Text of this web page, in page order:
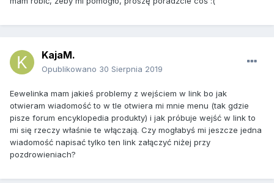
KajaM.
Opublikowano 30 Sierpnia 2019
Eewelinka mam jakieś problemy z wejściem w link bo jak
otwieram wiadomość to w tle otwiera mi mnie menu (tak gdzie
pisze forum encyklopedia produkty) i jak próbuje wejść w link to
mi się rzeczy właśnie te włączają. Czy mogłabyś mi jeszcze jedna
wiadomość napisać tylko ten link załączyć niżej przy
pozdrowieniach?